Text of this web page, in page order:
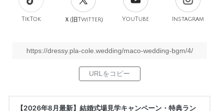
TikTok Ｘ(旧Twitter) YouTube Instagram
https://dressy.pla-cole.wedding/maco-wedding-bgm/4/
【2026年8月最新】結婚式場見学キャンペーン・特典ラン